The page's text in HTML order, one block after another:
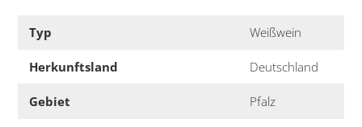
Typ Weißwein
Herkunftsland Deutschland
Gebiet Pfalz